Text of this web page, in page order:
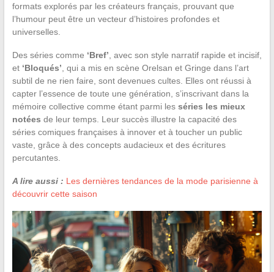
formats explorés par les créateurs français, prouvant que
l’humour peut être un vecteur d’histoires profondes et
universelles.
Des séries comme ‘Bref’ , avec son style narratif rapide et incisif,
et ‘Bloqués’ , qui a mis en scène Orelsan et Gringe dans l’art
subtil de ne rien faire, sont devenues cultes. Elles ont réussi à
capter l’essence de toute une génération, s’inscrivant dans la
mémoire collective comme étant parmi les séries les mieux
notées de leur temps. Leur succès illustre la capacité des
séries comiques françaises à innover et à toucher un public
vaste, grâce à des concepts audacieux et des écritures
percutantes.
A lire aussi : Les dernières tendances de la mode parisienne à
découvrir cette saison